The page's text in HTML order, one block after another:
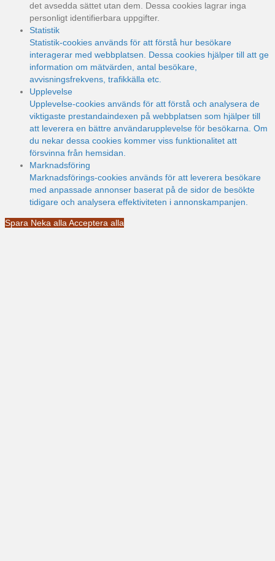
det avsedda sättet utan dem. Dessa cookies lagrar inga
personligt identifierbara uppgifter.
Statistik
Statistik-cookies används för att förstå hur besökare
interagerar med webbplatsen. Dessa cookies hjälper till att ge
information om mätvärden, antal besökare,
avvisningsfrekvens, trafikkälla etc.
Upplevelse
Upplevelse-cookies används för att förstå och analysera de
viktigaste prestandaindexen på webbplatsen som hjälper till
att leverera en bättre användarupplevelse för besökarna. Om
du nekar dessa cookies kommer viss funktionalitet att
försvinna från hemsidan.
Marknadsföring
Marknadsförings-cookies används för att leverera besökare
med anpassade annonser baserat på de sidor de besökte
tidigare och analysera effektiviteten i annonskampanjen.
Spara Neka alla Acceptera alla